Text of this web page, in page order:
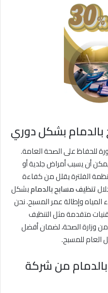
بشكل دوري
للحفاظ على الصحة العامة.
أن يسبب أمراض جلدية أو
الفلترة يقلل من كفاءة
تنظيف مسابح بالدمامبشكل
وإطالة عمر المسبح. نحن
متقدمة مثل التنظيف
وزارة الصحة، لضمان أفضل
العام للمسبح.
من شركة